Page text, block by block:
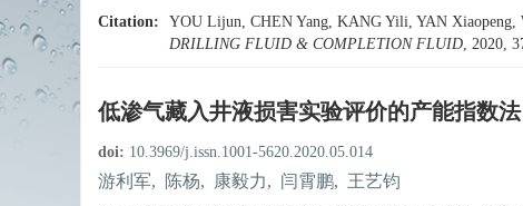
Citation:
YOU Lijun, CHEN Yang, KANG Yili, YAN Xiaopeng,
DRILLING FLUID & COMPLETION FLUID, 2020,
低渗气藏入井液损害实验评价的产能指数法
doi: 10.3969/j.issn.1001-5620.2020.05.014
游利军, 陈杨, 康毅力, 闫霄鹏, 王艺钧